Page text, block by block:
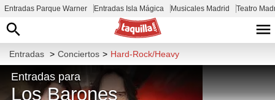
Entradas Parque Warner Entradas Isla Mágica Musicales Madrid Teatro
Entradas > Conciertos > Hard-Rock/Heavy
Entradas para
Los Barones